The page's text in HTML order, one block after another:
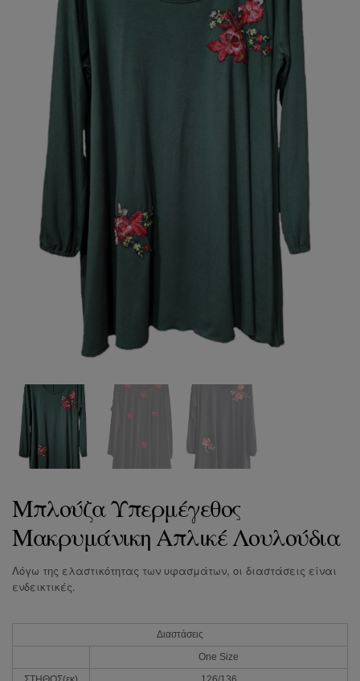
Μπλούζα Υπερμέγεθος
Μακρυμάνικη Απλικέ Λουλούδια
Λόγω της ελαστικότητας των υφασμάτων, οι διαστάσεις είναι
ενδεικτικές.
Διαστάσεις
One Size